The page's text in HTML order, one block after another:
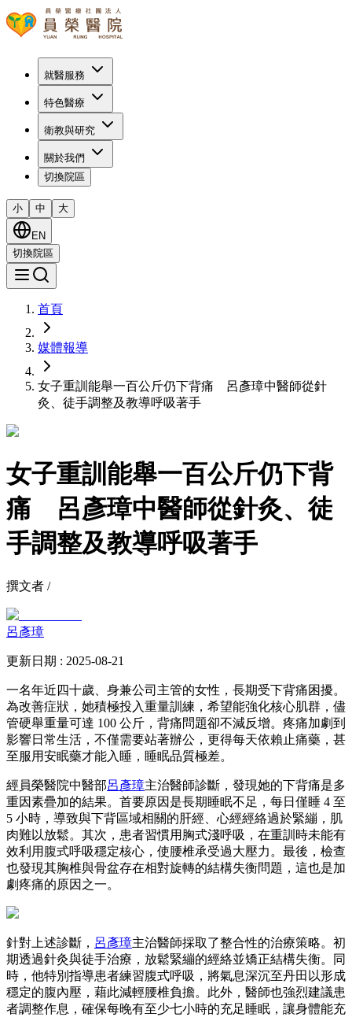
就醫服務
特色醫療
衛教與研究
關於我們
切換院區
小 中 大
EN
切換院區
首頁
媒體報導
女子重訓能舉一百公斤仍下背痛 呂彥璋中醫師從針
灸、徒手調整及教導呼吸著手
女子重訓能舉一百公斤仍下背
痛 呂彥璋中醫師從針灸、徒
手調整及教導呼吸著手
撰文者 /
呂彥璋
更新日期 : 2025-08-21
一名年近四十歲、身兼公司主管的女性，長期受下背痛困擾。
為改善症狀，她積極投入重量訓練，希望能強化核心肌群，儘
管硬舉重量可達 100 公斤，背痛問題卻不減反增。疼痛加劇到
影響日常生活，不僅需要站著辦公，更得每天依賴止痛藥，甚
至服用安眠藥才能入睡，睡眠品質極差。
經員榮醫院中醫部呂彥璋主治醫師診斷，發現她的下背痛是多
重因素疊加的結果。首要原因是長期睡眠不足，每日僅睡 4 至
5 小時，導致與下背區域相關的肝經、心經經絡過於緊繃，肌
肉難以放鬆。其次，患者習慣用胸式淺呼吸，在重訓時未能有
效利用腹式呼吸穩定核心，使腰椎承受過大壓力。最後，檢查
也發現其胸椎與骨盆存在相對旋轉的結構失衡問題，這也是加
劇疼痛的原因之一。
針對上述診斷， 呂彥璋主治醫師採取了整合性的治療策略。初
期透過針灸與徒手治療，放鬆緊繃的經絡並矯正結構失衡。同
時，他特別指導患者練習腹式呼吸，將氣息深沉至丹田以形成
穩定的腹內壓，藉此減輕腰椎負擔。此外，醫師也強烈建議患
者調整作息，確保每晚有至少七小時的充足睡眠，讓身體能充